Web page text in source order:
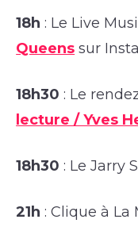
18h : Le Live
Queens sur
18h30 : Le
lecture / Yves
18h30 : Le Jarry
21h : Clique à La